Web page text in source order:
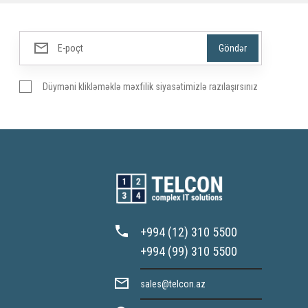
Düyməni klikləməklə məxfilik siyasətimizlə razılaşırsınız
+994 (12) 310 5500
+994 (99) 310 5500
sales@telcon.az